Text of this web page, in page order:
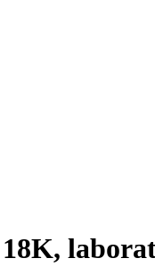
18K,